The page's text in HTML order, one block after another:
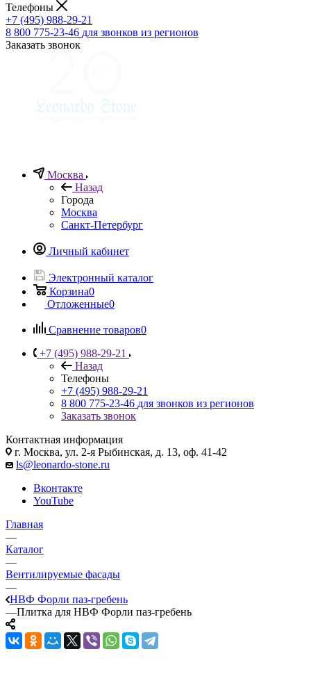
Телефоны
+7 (495) 988-29-21
8 800 775-23-46 для звонков из регионов
Заказать звонок
Москва
Назад
Города
Москва
Санкт-Петербург
Личный кабинет
Электронный каталог
Корзина0
Отложенные0
Сравнение товаров0
+7 (495) 988-29-21
Назад
Телефоны
+7 (495) 988-29-21
8 800 775-23-46 для звонков из регионов
Заказать звонок
Контактная информация
г. Москва, ул. 2-я Рыбинская, д. 13, оф. 41-42
ls@leonardo-stone.ru
Вконтакте
YouTube
Главная
—
Каталог
—
Вентилируемые фасады
—
НВФ Форли паз-гребень
—Плитка для НВФ Форли паз-гребень